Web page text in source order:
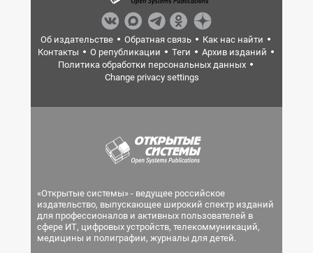
Об издательстве Обратная связь
Как нас найти
Контакты
О републикации Теги
Архив изданий
Политика обработки персональных данных
Change privacy settings
«Открытые системы» - ведущее российское
издательство, выпускающее широкий спектр изданий
для профессионалов и активных пользователей в
сфере ИТ, цифровых устройств, телекоммуникаций,
медицины и полиграфии, журналы для детей.